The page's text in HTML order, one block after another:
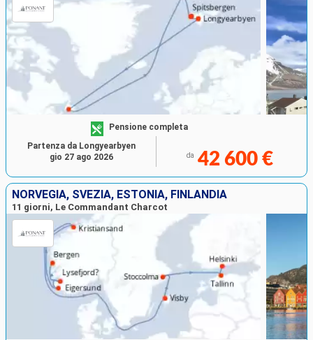
Pensione completa
da 42 600 €
Partenza da Longyearbyen
gio 27 ago 2026
NORVEGIA, SVEZIA, ESTONIA, FINLANDIA
11 giorni, Le Commandant Charcot